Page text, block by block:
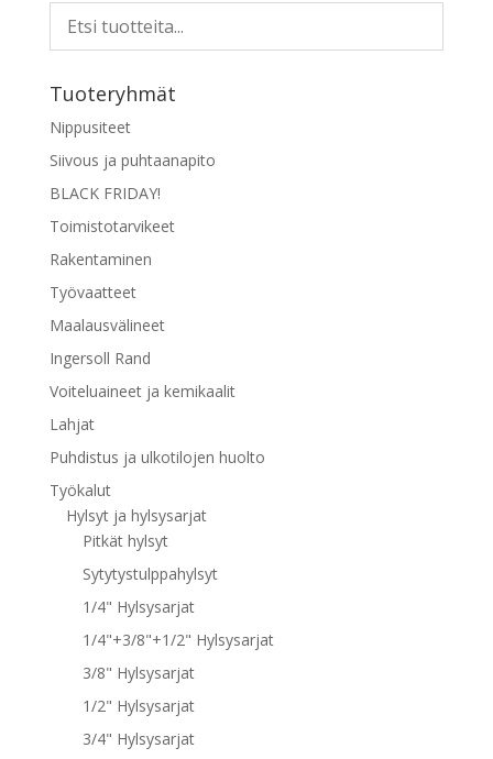
Tuoteryhmät
Nippusiteet
Siivous ja puhtaanapito
BLACK FRIDAY!
Toimistotarvikeet
Rakentaminen
Työvaatteet
Maalausvälineet
Ingersoll Rand
Voiteluaineet ja kemikaalit
Lahjat
Puhdistus ja ulkotilojen huolto
Työkalut
Hylsyt ja hylsysarjat
Pitkät hylsyt
Sytytystulppahylsyt
1/4" Hylsysarjat
1/4"+3/8"+1/2" Hylsysarjat
3/8" Hylsysarjat
1/2" Hylsysarjat
3/4" Hylsysarjat